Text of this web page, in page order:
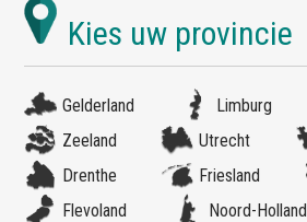
Gelderland Limburg
Zeeland
Utrecht
Drenthe
Friesland
Flevoland
Noord-Holland